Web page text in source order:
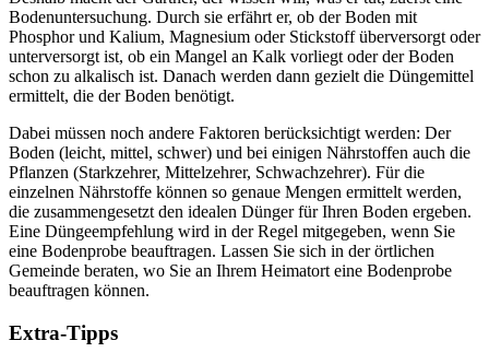
Bodenuntersuchung. Durch sie erfährt er, ob der Boden mit
Phosphor und Kalium, Magnesium oder Stickstoff überversorgt oder
unterversorgt ist, ob ein Mangel an Kalk vorliegt oder der Boden
schon zu alkalisch ist. Danach werden dann gezielt die Düngemittel
ermittelt, die der Boden benötigt.
Dabei müssen noch andere Faktoren berücksichtigt werden: Der
Boden (leicht, mittel, schwer) und bei einigen Nährstoffen auch die
Pflanzen (Starkzehrer, Mittelzehrer, Schwachzehrer). Für die
einzelnen Nährstoffe können so genaue Mengen ermittelt werden,
die zusammengesetzt den idealen Dünger für Ihren Boden ergeben.
Eine Düngeempfehlung wird in der Regel mitgegeben, wenn Sie
eine Bodenprobe beauftragen. Lassen Sie sich in der örtlichen
Gemeinde beraten, wo Sie an Ihrem Heimatort eine Bodenprobe
beauftragen können.
Extra-Tipps